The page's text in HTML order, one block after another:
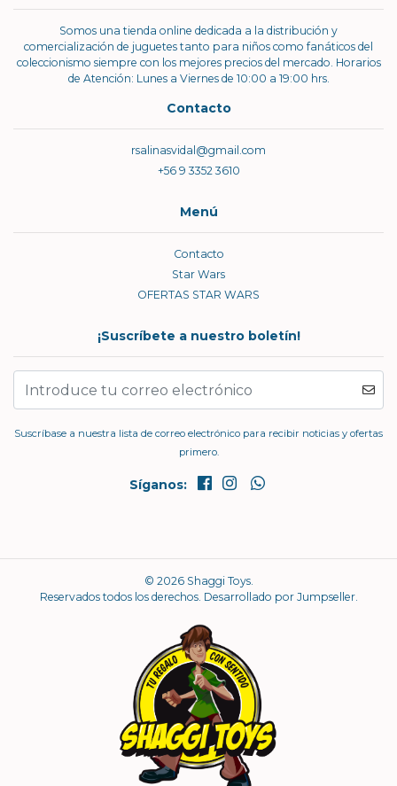
Somos una tienda online dedicada a la distribución y
comercialización de juguetes tanto para niños como fanáticos del
coleccionismo siempre con los mejores precios del mercado. Horarios
de Atención: Lunes a Viernes de 10:00 a 19:00 hrs.
Contacto
rsalinasvidal@gmail.com
+56 9 3352 3610
Menú
Contacto
Star Wars
OFERTAS STAR WARS
¡Suscríbete a nuestro boletín!
Suscríbase a nuestra lista de correo electrónico para recibir noticias y ofertas
primero.
Síganos:
© 2026 Shaggi Toys.
Reservados todos los derechos. Desarrollado por Jumpseller.